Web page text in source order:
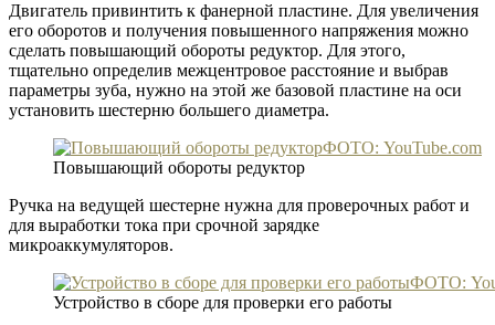
Двигатель привинтить к фанерной пластине. Для увеличения
его оборотов и получения повышенного напряжения можно
сделать повышающий обороты редуктор. Для этого,
тщательно определив межцентровое расстояние и выбрав
параметры зуба, нужно на этой же базовой пластине на оси
установить шестерню большего диаметра.
ФОТО: YouTube.com
Повышающий обороты редуктор
Ручка на ведущей шестерне нужна для проверочных работ и
для выработки тока при срочной зарядке
микроаккумуляторов.
ФОТО:
Устройство в сборе для проверки его работы